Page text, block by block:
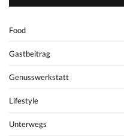
Food
Gastbeitrag
Genusswerkstatt
Lifestyle
Unterwegs